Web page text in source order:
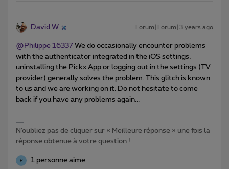
David W Forum|Forum|3 years ago
@Philippe 16337 We do occasionally encounter problems
with the authenticator integrated in the iOS settings,
uninstalling the Pickx App or logging out in the settings (TV
provider) generally solves the problem. This glitch is known
to us and we are working on it. Do not hesitate to come
back if you have any problems again...
N’oubliez pas de cliquer sur « Meilleure réponse » une fois la
réponse obtenue à votre question !
P 1 personne aime